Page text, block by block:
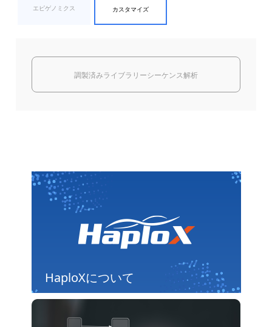
エピゲノミクス カスタマイズ
調製済みライブラリーシーケンス解析
HaploXについて